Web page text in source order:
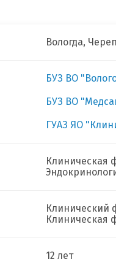
Вологда,
БУЗ ВО
БУЗ ВО
ГУАЗ ЯО
Клиническая
Клинический
Клиническая
12 лет